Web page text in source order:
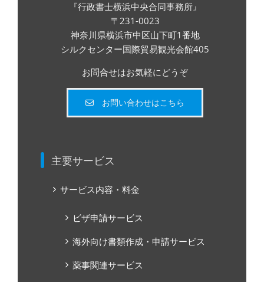
『行政書士横浜中央合同事務所』
〒231-0023
神奈川県横浜市中区山下町1番地
シルクセンター国際貿易観光会館405
お問合せはお気軽にどうぞ
お問い合わせはこちら
主要サービス
サービス内容・料金
ビザ申請サービス
海外向け書類作成・申請サービス
薬事関連サービス